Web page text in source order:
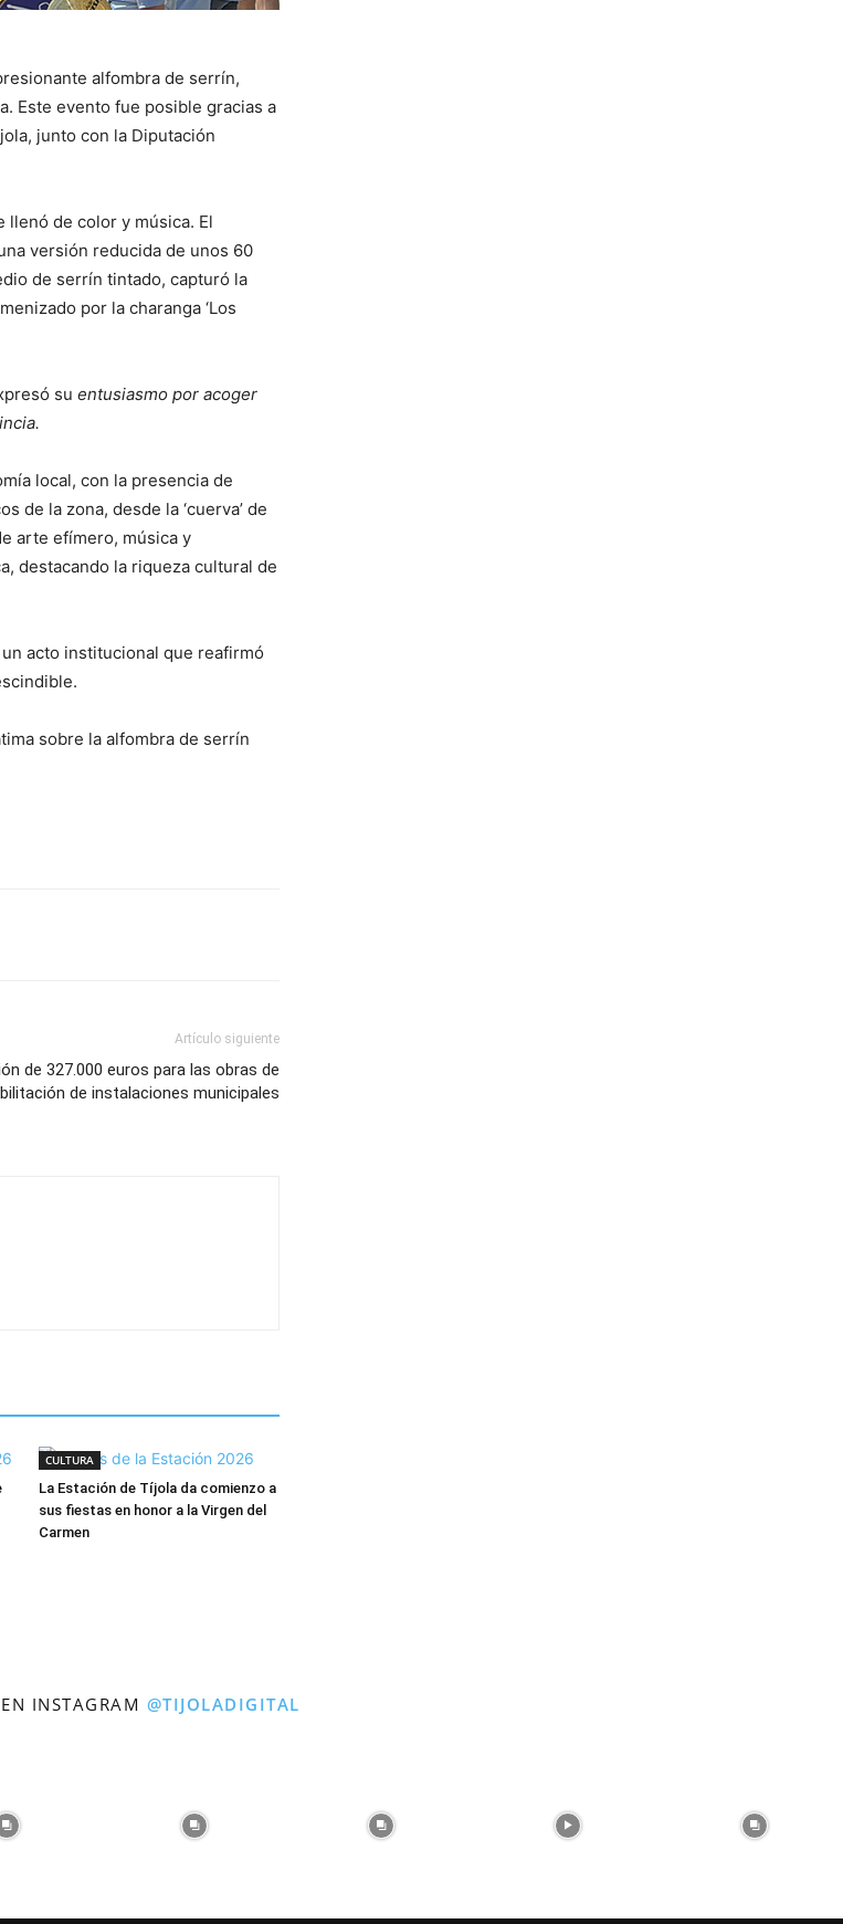
alfombra de serrín,
Este evento fue posible gracias a
junto con la Diputación
llenó de color y música. El
versión reducida de unos 60
de serrín tintado, capturó la
por la charanga ‘Los
su entusiasmo por acoger
local, con la presencia de
de la zona, desde la ‘cuerva’ de
arte efímero, música y
destacando la riqueza cultural de
acto institucional que reafirmó
sobre la alfombra de serrín
Artículo siguiente
de 327.000 euros para las obras de
de instalaciones municipales
CULTURA
La Estación de Tíjola da comienzo a
sus fiestas en honor a la Virgen del
Carmen
INSTAGRAM @TIJOLADIGITAL